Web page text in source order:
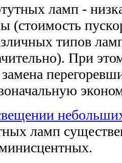
ламп -
(стоимость
типов
При
ламп